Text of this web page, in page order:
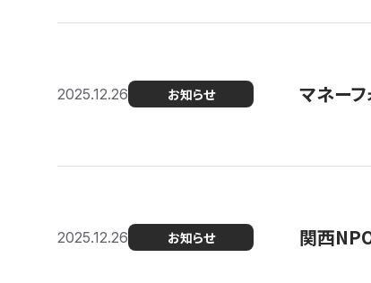
2025.12.26 お知らせ マネー
2025.12.26 お知らせ 関西